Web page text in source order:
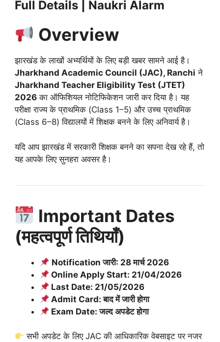
Full Details | Naukri Alarm
Overview
झारखंड के लाखों अभ्यर्थियों के लिए बड़ी खबर सामने आई है।
Jharkhand Academic Council (JAC), Ranchi ने
Jharkhand Teacher Eligibility Test (JTET)
2026 का ऑफिशियल नोटिफिकेशन जारी कर दिया है। यह
परीक्षा राज्य के प्राथमिक (Class 1–5) और उच्च प्राथमिक
(Class 6–8) विद्यालयों में शिक्षक बनने के लिए अनिवार्य है।
यदि आप झारखंड में सरकारी शिक्षक बनने का सपना देख रहे हैं, तो
यह आपके लिए सुनहरा अवसर है।
Important Dates
(महत्वपूर्ण तिथियाँ)
Notification जारी: 28 मार्च 2026
Online Apply Start: 21/04/2026
Last Date: 21/05/2026
Admit Card: बाद में जारी होगा
Exam Date: जल्द अपडेट होगा
सभी अपडेट के लिए JAC की आधिकारिक वेबसाइट पर नजर